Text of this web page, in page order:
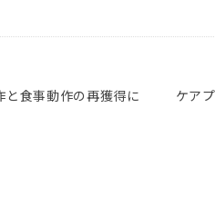
食事動作の再獲得に
ケア